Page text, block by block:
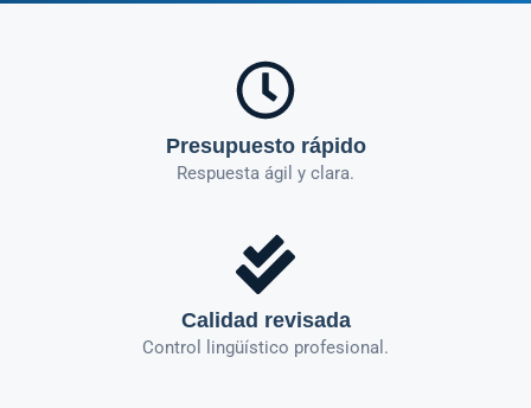
Presupuesto rápido
Respuesta ágil y clara.
Calidad revisada
Control lingüístico profesional.